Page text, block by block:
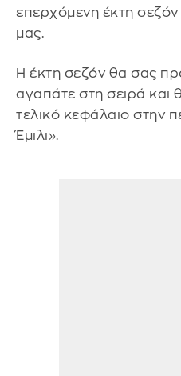
επερχόμενη έκτη σεζόν
μας.
Η έκτη σεζόν θα σας
αγαπάτε στη σειρά και
τελικό κεφάλαιο στην
Έμιλι».